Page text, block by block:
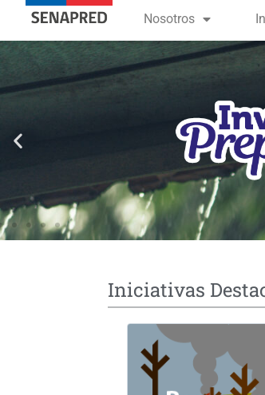
contenido
Nosotros
Iniciativas